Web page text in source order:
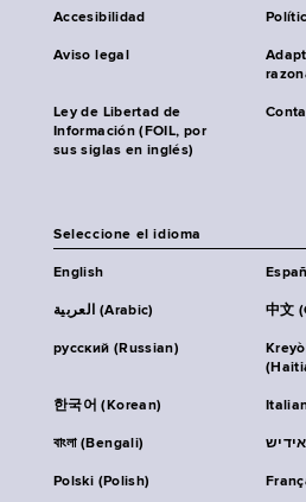
Accesibilidad
Aviso legal
Ley de Libertad de
Información (FOIL, por
sus siglas en inglés)
Seleccione el idioma
English
العربية (Arabic) 中文
русский (Russian)
한국어 (Korean)
বাংলা (Bengali)
Polski (Polish)